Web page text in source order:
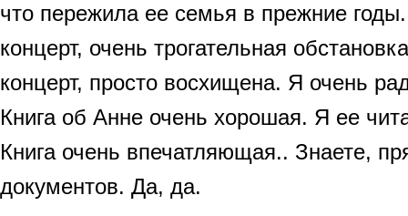
что пережила ее семья в прежние
концерт, очень трогательная
концерт, просто восхищена. Я очень
Книга об Анне очень хорошая. Я ее
Книга очень впечатляющая.. Знаете,
документов. Да, да.